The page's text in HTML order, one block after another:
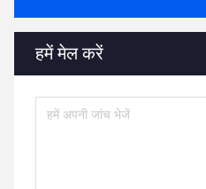
हमें मेल करें